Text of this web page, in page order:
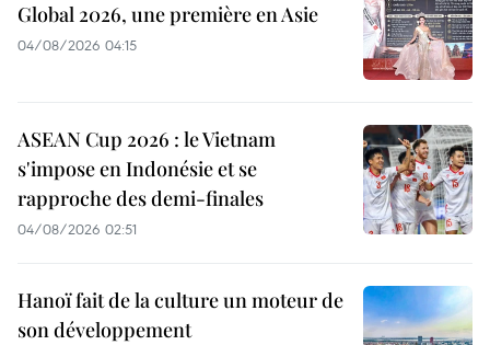
Global 2026, une première en Asie
04/08/2026 04:15
ASEAN Cup 2026 : le Vietnam
s'impose en Indonésie et se
rapproche des demi-finales
04/08/2026 02:51
Hanoï fait de la culture un moteur de
son développement